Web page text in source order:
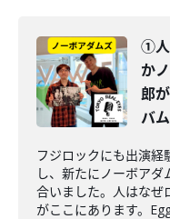
①人
か
郎
バ
フジロックにも出演
し、新たにノーボアダ
合いました。人はなぜ
がここにあります。